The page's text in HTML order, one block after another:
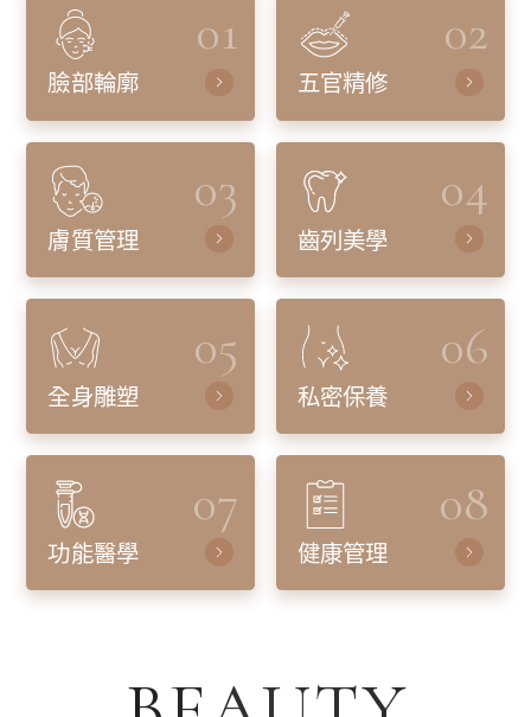
01
臉部輪廓
02
五官精修
03
膚質管理
04
齒列美學
05
全身雕塑
06
私密保養
07
功能醫學
08
健康管理